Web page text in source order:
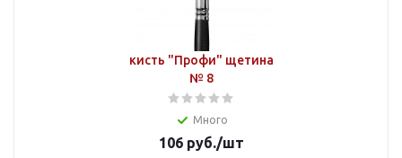
кисть "Профи" щетина
№ 8
Много
106 руб./шт